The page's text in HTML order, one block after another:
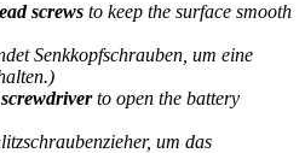
screws to keep the surface smooth
Senkkopfschrauben, um eine
to open the battery
um das